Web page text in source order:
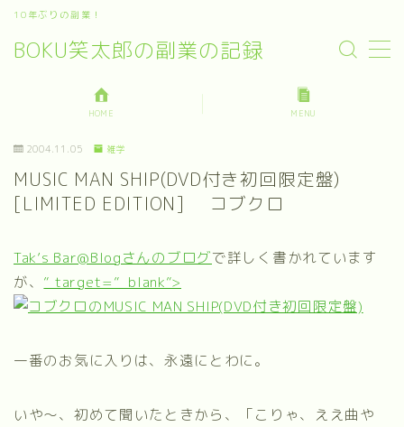
BOKU笑太郎の副業の記録
10年ぶりの副業！
Menu
HOME MENU
2004.11.05 雑学
MUSIC MAN SHIP(DVD付き初回限定盤)
[LIMITED EDITION] コブクロ
Tak’s Bar@Blogさんのブログで詳しく書かれています
が、 ” target=”_blank”>
一番のお気に入りは、永遠にとわに。
いや～、初めて聞いたときから、「こりゃ、ええ曲や